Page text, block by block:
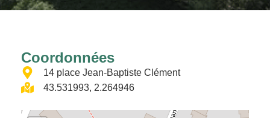
Coordonnées
14 place Jean-Baptiste Clément
43.531993, 2.264946